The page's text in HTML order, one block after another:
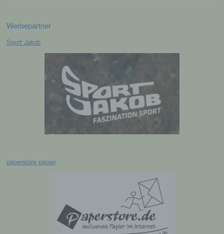
Werbepartner
Sport Jakob
paperstore papier
Verantwortlicher ist die natürliche oder
gemeinsam mit anderen über die Zwecke
und Mittel der Verarbeitung von
personenbezogenen Daten entscheidet.
Sind die Zwecke und Mittel dieser
Verarbeitung durch das Unionsrecht oder
das Recht der Mitgliedstaaten vorgegeben,
so kann der Verantwortliche
beziehungsweise können die bestimmten
Auftragsverarbeiter ist eine natürliche oder
juristische Person, Behörde, Einrichtung
oder andere Stelle, die personenbezogene
Daten im Auftrag des Verantwortlichen